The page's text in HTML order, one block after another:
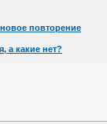
повторение
а какие нет?